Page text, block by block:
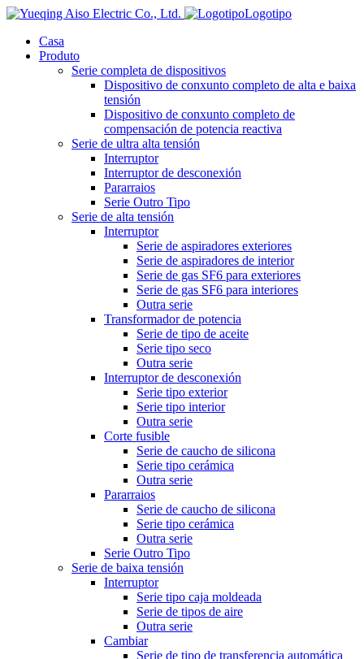
Logotipo
Casa
Produto
Serie completa de dispositivos
Dispositivo de conxunto completo de alta e baixa
tensión
Dispositivo de conxunto completo de
compensación de potencia reactiva
Serie de ultra alta tensión
Interruptor
Interruptor de desconexión
Pararraios
Serie Outro Tipo
Serie de alta tensión
Interruptor
Serie de aspiradores exteriores
Serie de aspiradores de interior
Serie de gas SF6 para exteriores
Serie de gas SF6 para interiores
Outra serie
Transformador de potencia
Serie de tipo de aceite
Serie tipo seco
Outra serie
Interruptor de desconexión
Serie tipo exterior
Serie tipo interior
Outra serie
Corte fusible
Serie de caucho de silicona
Serie tipo cerámica
Outra serie
Pararraios
Serie de caucho de silicona
Serie tipo cerámica
Outra serie
Serie Outro Tipo
Serie de baixa tensión
Interruptor
Serie tipo caja moldeada
Serie de tipos de aire
Outra serie
Cambiar
Serie de tipo de transferencia automática